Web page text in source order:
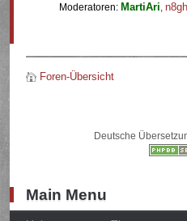
Moderatoren: MartiAri,
Foren-Übersicht
Deutsche
Main Menu